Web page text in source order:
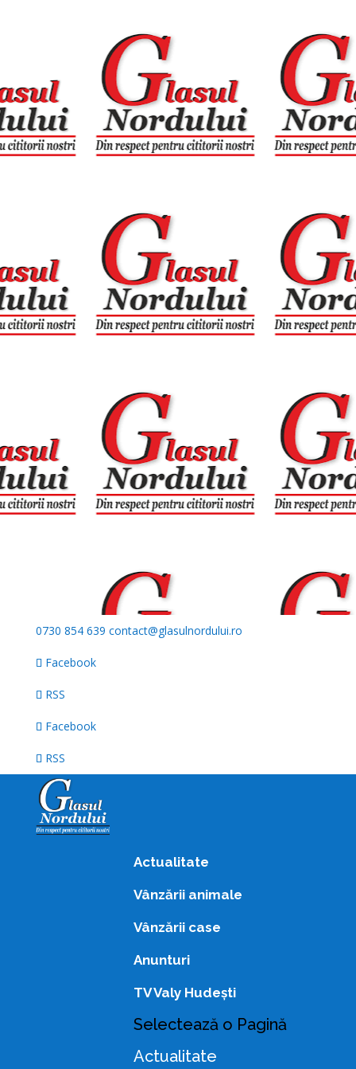
0730 854 639 contact@glasulnordului.ro
Facebook
RSS
Facebook
RSS
Actualitate
Vânzării animale
Vânzării case
Anunturi
TV Valy Hudești
Selectează o Pagină
Actualitate